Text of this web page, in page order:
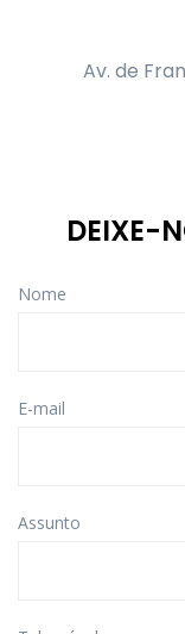
Av. de
DEIXE-
Nome
E-mail
Assunto